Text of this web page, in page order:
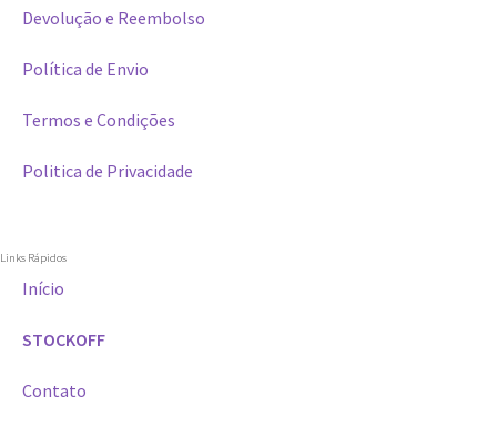
Devolução e Reembolso
Política de Envio
Termos e Condições
Politica de Privacidade
Links Rápidos
Início
STOCKOFF
Contato